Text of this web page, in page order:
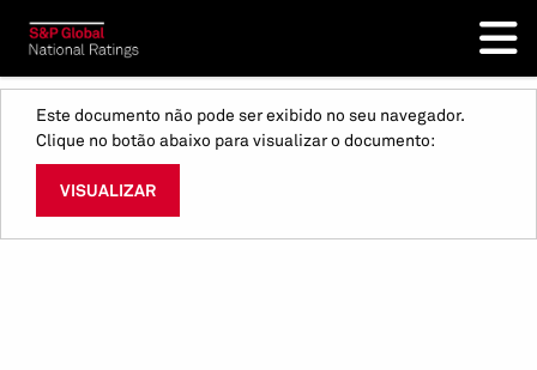
Este documento não pode ser exibido no seu navegador.
Clique no botão abaixo para visualizar o documento:
VISUALIZAR